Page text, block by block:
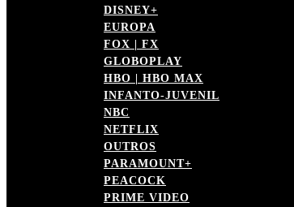
DISNEY+
EUROPA
FOX | FX
GLOBOPLAY
HBO | HBO MAX
INFANTO-JUVENIL
NBC
NETFLIX
OUTROS
PARAMOUNT+
PEACOCK
PRIME VIDEO